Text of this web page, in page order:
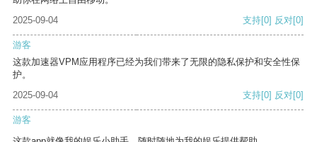
2025-09-04
支持[0] 反对[0]
游客
这款加速器VPM应用程序已经为我们带来了无限的隐私保护和安全性保
护。
2025-09-04
支持[0] 反对[0]
游客